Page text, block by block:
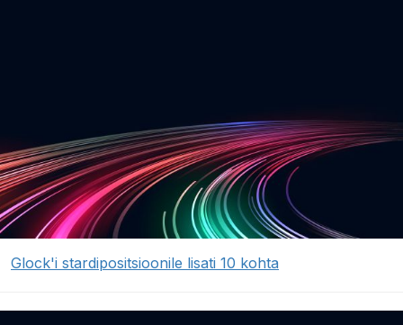
Glock'i stardipositsioonile lisati 10 kohta